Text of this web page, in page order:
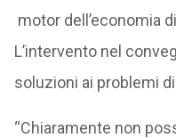
motor dell’economia
L’intervento nel
soluzioni ai problemi
“Chiaramente non